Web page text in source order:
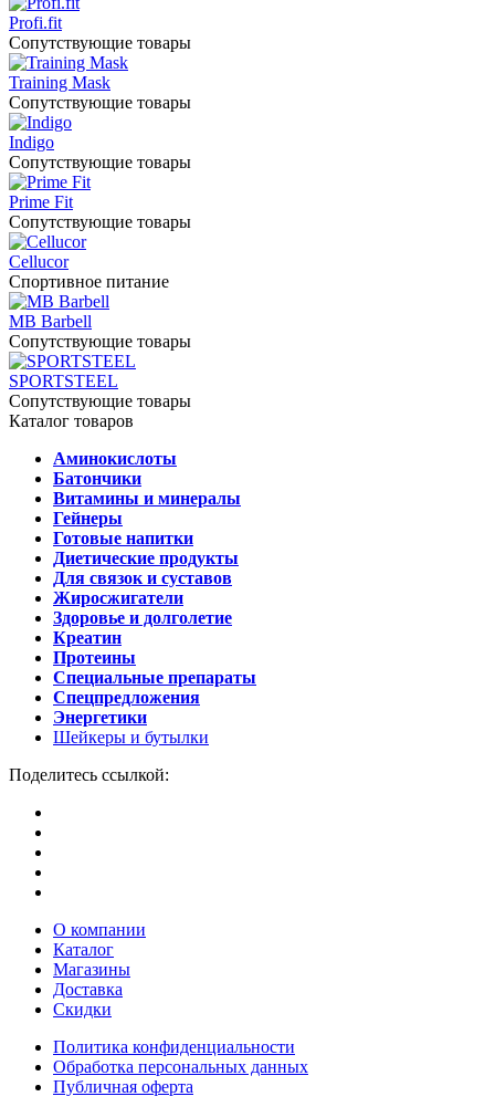
Profi.fit
Сопутствующие товары
Training Mask
Сопутствующие товары
Indigo
Сопутствующие товары
Prime Fit
Сопутствующие товары
Cellucor
Спортивное питание
MB Barbell
Сопутствующие товары
SPORTSTEEL
Сопутствующие товары
Каталог товаров
Аминокислоты
Батончики
Витамины и минералы
Гейнеры
Готовые напитки
Диетические продукты
Для связок и суставов
Жиросжигатели
Здоровье и долголетие
Креатин
Протеины
Специальные препараты
Спецпредложения
Энергетики
Шейкеры и бутылки
Поделитесь ссылкой:
О компании
Каталог
Магазины
Доставка
Скидки
Политика конфиденциальности
Обработка персональных данных
Публичная оферта